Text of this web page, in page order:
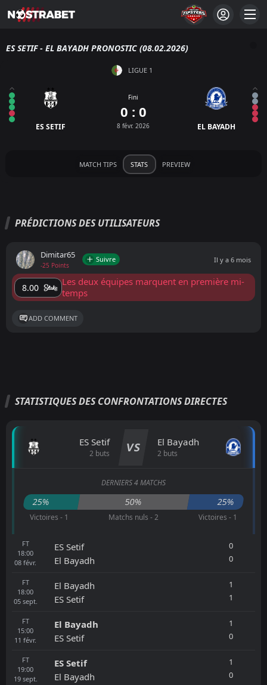
ES SETIF - EL BAYADH PRONOSTIC (08.02.2026)
LIGUE 1
ES SETIF
Fini
0 : 0
8 févr. 2026 EL BAYADH
MATCH TIPS STATS PREVIEW
PRÉDICTIONS DES UTILISATEURS
Dimitar65
-25 Points
Suivre Il y a 6 mois
8.00
Les deux équipes marquent en première mi-
temps
ADD COMMENT
STATISTIQUES DES CONFRONTATIONS DIRECTES
ES Setif
2 buts VS El Bayadh
2 buts
DERNIERS 4 MATCHS
25% 50% 25%
Victoires - 1 Matchs nuls - 2 Victoires - 1
FT
18:00
08 févr.
ES Setif
El Bayadh
0
0
FT
18:00
05 sept.
El Bayadh
ES Setif
1
1
FT
15:00
11 févr.
El Bayadh
ES Setif
1
0
FT
19:00
19 sept.
ES Setif
El Bayadh
1
0